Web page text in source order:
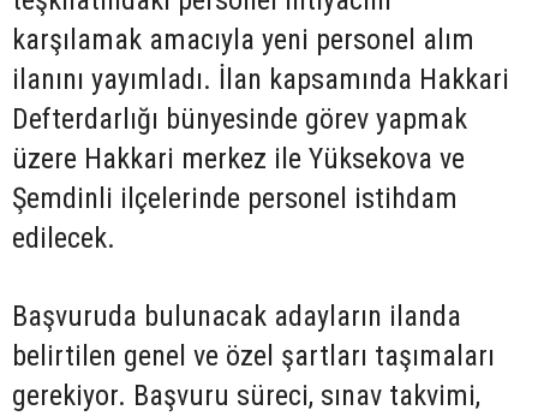
karşılamak amacıyla yeni personel alım
ilanını yayımladı. İlan kapsamında Hakkari
Defterdarlığı bünyesinde görev yapmak
üzere Hakkari merkez ile Yüksekova ve
Şemdinli ilçelerinde personel istihdam
edilecek.
Başvuruda bulunacak adayların ilanda
belirtilen genel ve özel şartları taşımaları
gerekiyor. Başvuru süreci, sınav takvimi,